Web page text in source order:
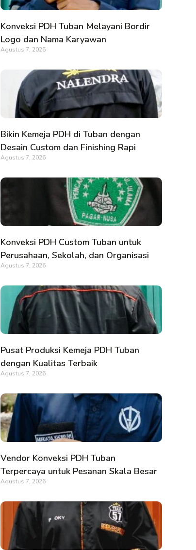
Konveksi PDH Tuban Melayani Bordir
Logo dan Nama Karyawan
Agustus 7, 2026
Bikin Kemeja PDH di Tuban dengan
Desain Custom dan Finishing Rapi
Agustus 7, 2026
Konveksi PDH Custom Tuban untuk
Perusahaan, Sekolah, dan Organisasi
Agustus 7, 2026
Pusat Produksi Kemeja PDH Tuban
dengan Kualitas Terbaik
Agustus 7, 2026
Vendor Konveksi PDH Tuban
Terpercaya untuk Pesanan Skala Besar
Agustus 7, 2026